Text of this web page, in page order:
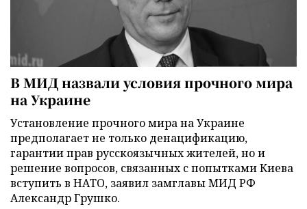
В МИД назвали условия прочного мира
на Украине
Установление прочного мира на Украине
предполагает не только денацификацию,
гарантии прав русскоязычных жителей, но и
решение вопросов, связанных с попытками Киева
вступить в НАТО, заявил замглавы МИД РФ
Александр Грушко.